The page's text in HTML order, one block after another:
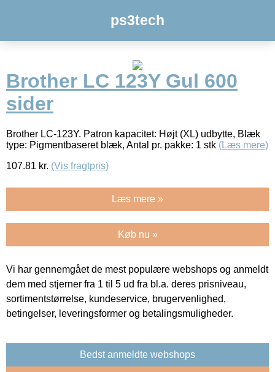
ps3tech
Brother LC 123Y Gul 600
sider
Brother LC-123Y. Patron kapacitet: Højt (XL) udbytte, Blæk
type: Pigmentbaseret blæk, Antal pr. pakke: 1 stk (Læs mere)
107.81 kr. (Vis fragtpris)
Læs mere »
Køb nu »
Vi har gennemgået de mest populære webshops og anmeldt
dem med stjerner fra 1 til 5 ud fra bl.a. deres prisniveau,
sortimentstørrelse, kundeservice, brugervenlighed,
betingelser, leveringsformer og betalingsmuligheder.
Bedst anmeldte webshops